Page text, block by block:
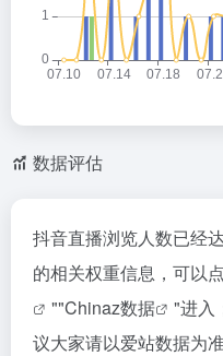
数据评估
抖音直播浏览人数已经
的相关权重信息，可以
""Chinaz数据
"进入
议大家请以爱站数据为